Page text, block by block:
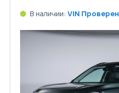
В наличии: VIN Проверен